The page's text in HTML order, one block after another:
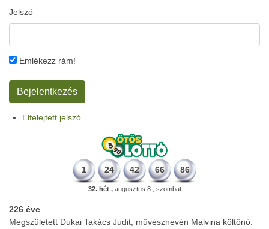
Jelszó
Emlékezz rám!
Elfelejtett jelszó
1 24 42 66 86
32. hét ,augusztus 8., szombat
226 éve
Megszületett Dukai Takács Judit, művésznevén Malvina költőnő.